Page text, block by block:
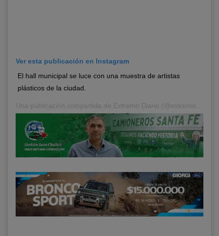
Ver esta publicación en Instagram
El hall municipal se luce con una muestra de artistas
plásticos de la ciudad.
Una publicación compartida de Extremo Diario (@extremodiario) el